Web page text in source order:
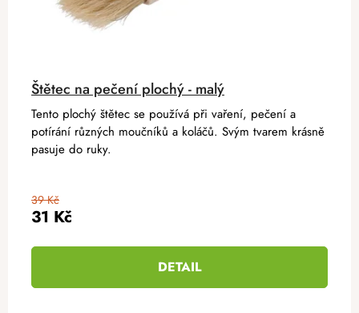
Štětec na pečení plochý - malý
31 Kč
39 Kč
DETAIL
Tento plochý štětec se používá při vaření, pečení a
potírání různých moučníků a koláčů. Svým tvarem krásně
pasuje do ruky.